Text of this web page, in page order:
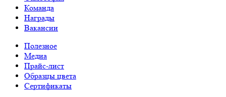
Команда
Награды
Вакансии
Полезное
Медиа
Прайс-лист
Образцы цвета
Сертификаты